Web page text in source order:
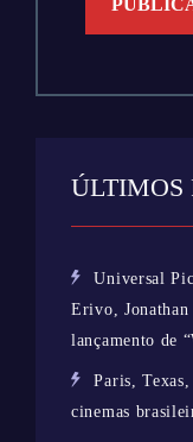
ÚLTIMOS
Universal
Erivo,
lançamento de
Paris,
cinemas